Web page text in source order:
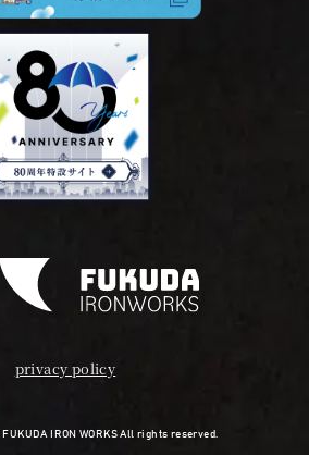
privacy policy
IRON WORKS All rights reserved.